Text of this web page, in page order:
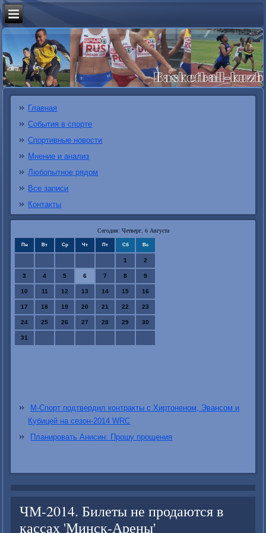
Главная
События в спорте
Спортивные новости
Мнение и анализ
Любопытное рядом
Все записи
Контакты
Сегодня: Четверг, 6 Августа
Пн Вт Ср Чт Пт Сб Вс
1 2
3 4 5 6 7 8 9
10 11 12 13 14 15 16
17 18 19 20 21 22 23
24 25 26 27 28 29 30
31
М-Спорт подтвердил контракты с Хиртоненом, Эвансом и
Кубицей на сезон-2014 WRC
Планировать Анисин: Прошу прощения
ЧМ-2014. Билеты не продаются в
кассах 'Минск-Арены'